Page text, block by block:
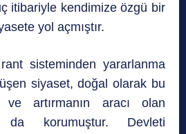
itibariyle kendimize özgü bir
yol açmıştır.
siste­minden yararlanma
siyaset, doğal olarak bu
ve artırmanın aracı olan
da korumuştur. Devleti